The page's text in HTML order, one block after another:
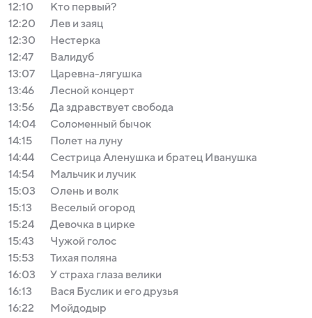
12:10
Кто первый?
12:20
Лев и заяц
12:30
Нестеркa
12:47
Валидуб
13:07
Царевна-лягушка
13:46
Лесной концерт
13:56
Да здравствует свобода
14:04
Соломенный бычок
14:15
Полет на луну
14:44
Сестрица Аленушка и братец Иванушка
14:54
Мальчик и лучик
15:03
Олень и волк
15:13
Веселый огород
15:24
Девочка в цирке
15:43
Чужой голос
15:53
Тихая поляна
16:03
У страха глаза велики
16:13
Вася Буслик и его друзья
16:22
Мойдодыр